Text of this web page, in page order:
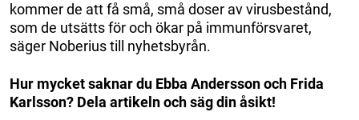
kommer de att få små, små doser av virusbestånd,
som de utsätts för och ökar på immunförsvaret,
säger Noberius till nyhetsbyrån.
Hur mycket saknar du Ebba Andersson och Frida
Karlsson? Dela artikeln och säg din åsikt!